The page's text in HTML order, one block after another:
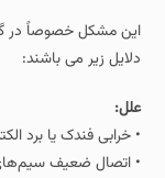
این مشکل خصوصاً در
دلایل زیر می باشند:
علل:
• خرابی فندک یا برد
• اتصال ضعیف